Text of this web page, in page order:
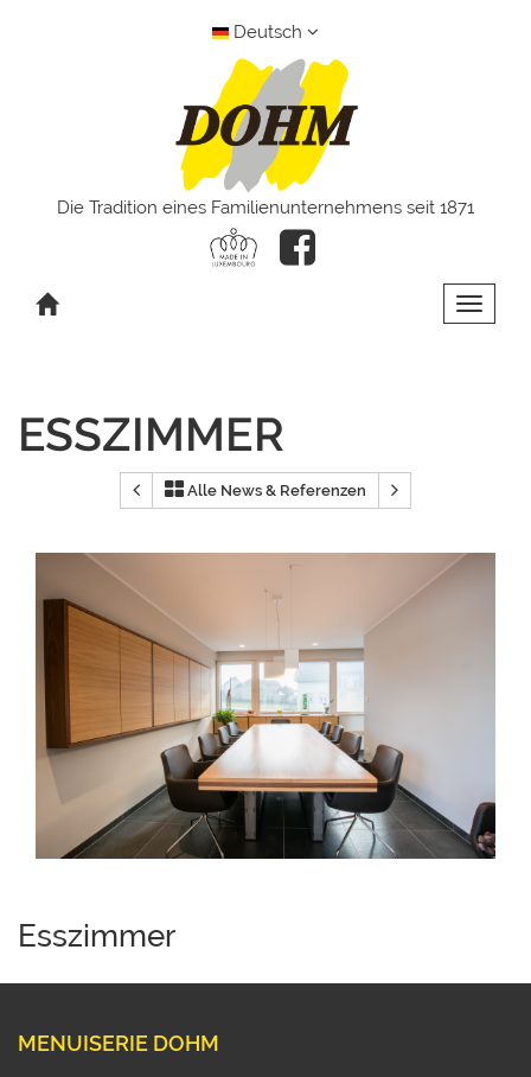
Deutsch
Die Tradition eines Familienunternehmens seit 1871
Toggle
ESSZIMMER
Alle News & Referenzen
Esszimmer
MENUISERIE DOHM